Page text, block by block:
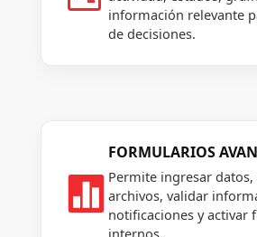
información relevante
de decisiones.

FORMULARIOS
Permite ingresar
archivos, validar
notificaciones y activar